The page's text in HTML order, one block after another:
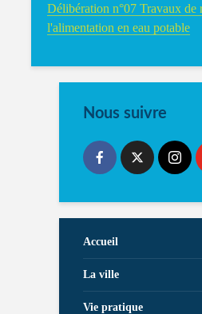
Délibération n°07 Travaux de
l'alimentation en eau potable
Nous suivre
Accueil
La ville
Vie pratique